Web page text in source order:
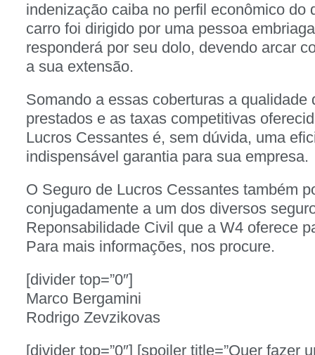
indenização caiba no perfil econômico do
carro foi dirigido por uma pessoa
responderá por seu dolo, devendo arcar
a sua extensão.
Somando a essas coberturas a qualidade
prestados e as taxas competitivas
Lucros Cessantes é, sem dúvida, uma
indispensável garantia para sua empresa.
O Seguro de Lucros Cessantes também
conjugadamente a um dos diversos
Reponsabilidade Civil que a W4 oferece
Para mais informações, nos procure.
[divider top=”0″]
Marco Bergamini
Rodrigo Zevzikovas
[divider top=”0″] [spoiler title=”Quer fazer